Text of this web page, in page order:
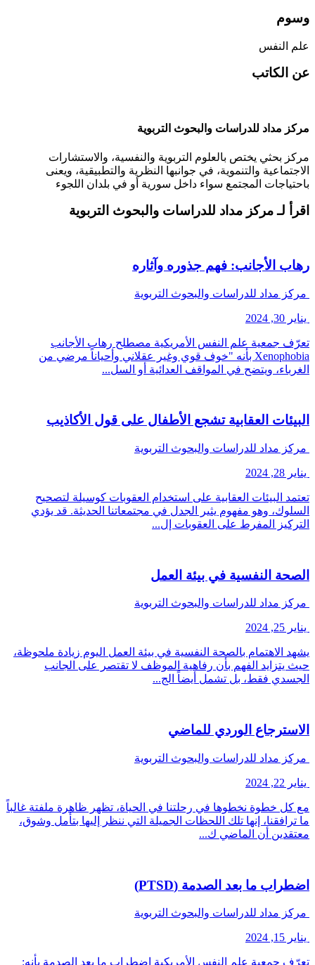
وسوم
علم النفس
عن الكاتب
مركز مداد للدراسات والبحوث التربوية
مركز بحثي يختص بالعلوم التربوية والنفسية، والاستشارات
الاجتماعية والتنموية، في جوانبها النظرية والتطبيقية، ويعنى
باحتياجات المجتمع سواء داخل سورية أو في بلدان اللجوء
اقرأ لـ مركز مداد للدراسات والبحوث التربوية
رهاب الأجانب: فهم جذوره وآثاره
مركز مداد للدراسات والبحوث التربوية
يناير 30, 2024
تعرّف جمعية علم النفس الأمريكية مصطلح رهاب الأجانب
Xenophobia بأنه "خوف قوي وغير عقلاني وأحياناً مرضي من
الغرباء، ويتضح في المواقف العدائية أو السل...
البيئات العقابية تشجع الأطفال على قول الأكاذيب
مركز مداد للدراسات والبحوث التربوية
يناير 28, 2024
تعتمد البيئات العقابية على استخدام العقوبات كوسيلة لتصحيح
السلوك، وهو مفهوم يثير الجدل في مجتمعاتنا الحديثة. قد يؤدي
التركيز المفرط على العقوبات إل...
الصحة النفسية في بيئة العمل
مركز مداد للدراسات والبحوث التربوية
يناير 25, 2024
يشهد الاهتمام بالصحة النفسية في بيئة العمل اليوم زيادة ملحوظة،
حيث يتزايد الفهم بأن رفاهية الموظف لا تقتصر على الجانب
الجسدي فقط، بل تشمل أيضاً الج...
الاسترجاع الوردي للماضي
مركز مداد للدراسات والبحوث التربوية
يناير 22, 2024
مع كل خطوة نخطوها في رحلتنا في الحياة، تظهر ظاهرة ملفتة غالباً
ما ترافقنا، إنها تلك اللحظات الجميلة التي ننظر إليها بتأمل وشوق،
معتقدين أن الماضي ك...
اضطراب ما بعد الصدمة (PTSD)
مركز مداد للدراسات والبحوث التربوية
يناير 15, 2024
تعرّف جمعية علم النفس الأمريكية اضطراب ما بعد الصدمة بأنه: